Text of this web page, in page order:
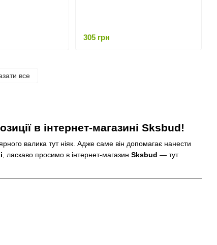
в інтернет-магазині Sksbud!
валика тут ніяк. Адже саме він допомагає нанести
, ласкаво просимо в інтернет-магазин Sksbud — тут
305 грн
все